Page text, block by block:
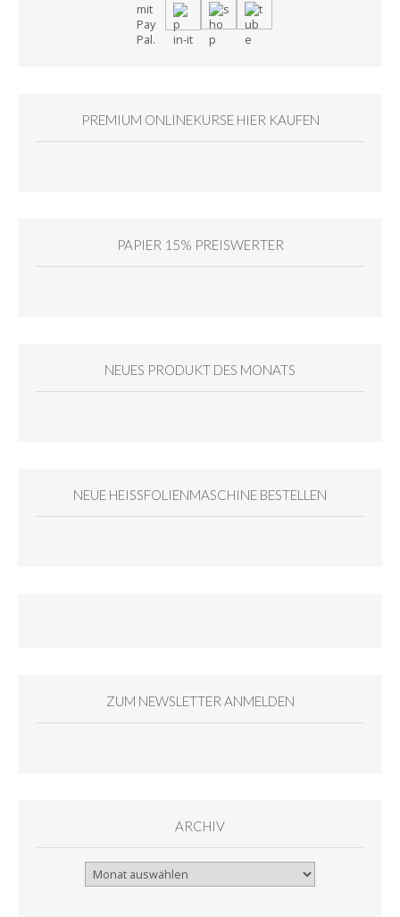
PREMIUM ONLINEKURSE HIER KAUFEN
PAPIER 15% PREISWERTER
NEUES PRODUKT DES MONATS
NEUE HEISSFOLIENMASCHINE BESTELLEN
ZUM NEWSLETTER ANMELDEN
ARCHIV
Archiv